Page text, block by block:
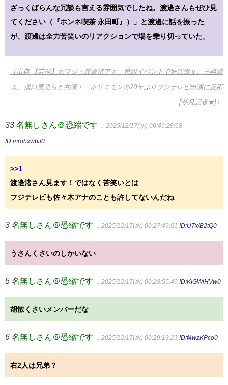
ざっくばらんな冗談も言える雰囲気でしたね。渡邊さんもぜひ見
てください（『ホンネ喫茶 永田町』）」と渡邊に話を振った
が、渡邊は全力苦笑いのリアクションで場を乗り切っていた。
（出典 【芸能】元フジ・渡邊渚アナ 番組イベントで堀江貴文、三崎優
太、溝口勇児らと共演！ ホリエモンの20年ぶりフジテレビ出演に反応
[冬月記者★]）
33 名無しさん＠恐縮です ：2025/12/17(水) 00:49:29.68
ID:mrobxwbJ0
>>1
渡邊渚さん見ます！ではなく苦笑いとは
フジテレビも佐々木アナのことも許してないんだね
3 名無しさん＠恐縮です ：2025/12/17(水) 00:27:49.01 ID:U7x/B2tQ0
うさんくさいのしかいない
5 名無しさん＠恐縮です ：2025/12/17(水) 00:28:55.49 ID:KIGWiHVw0
胡散くさいメンバーだな
6 名無しさん＠恐縮です ：2025/12/17(水) 00:29:13.23 ID:f4wzKPco0
右2人は兄弟？